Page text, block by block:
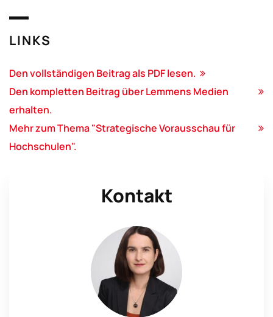
LINKS
Den vollständigen Beitrag als PDF lesen.
Den kompletten Beitrag über Lemmens Medien
erhalten.
Mehr zum Thema "Strategische Vorausschau für
Hochschulen".
Kontakt